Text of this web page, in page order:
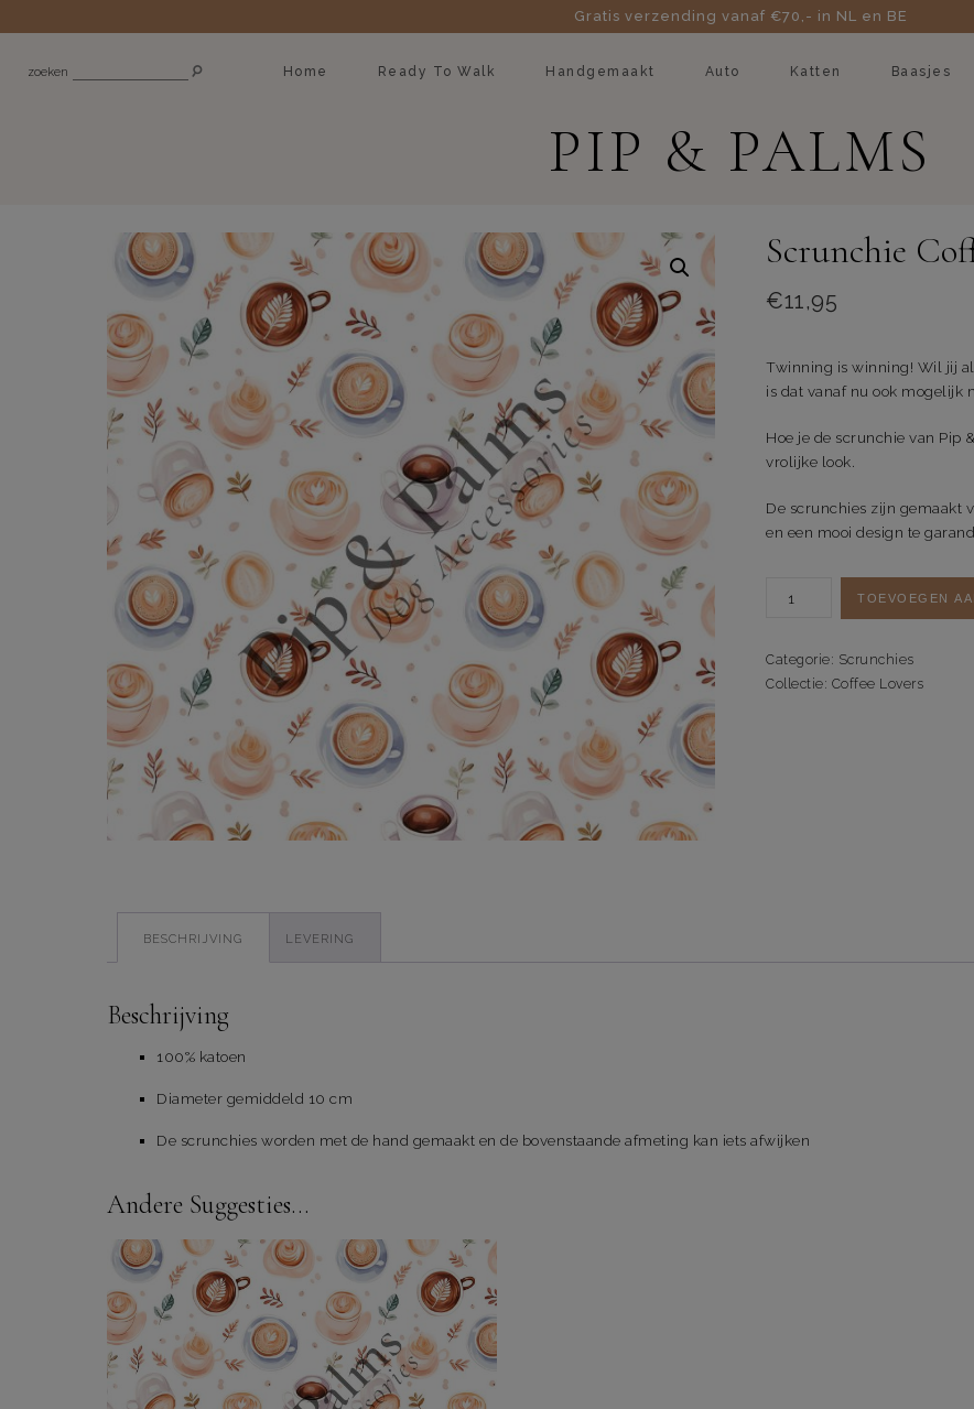
Gratis verzending vanaf €70,- in NL en BE
zoeken Home Ready To Walk Handgemaakt Auto Katten Baasjes
PIP & PALMS
Scrunchie
€11,95
Twinning is winning! Wil jij
is dat vanaf nu ook mogelijk
Hoe je de scrunchie van Pip
vrolijke look.
De scrunchies zijn gemaakt
en een mooi design te
aantal
TOEVOEGEN
Categorie: Scrunchies
Collectie: Coffee Lovers
BESCHRIJVING LEVERING
Beschrijving
100% katoen
Diameter gemiddeld 10 cm
De scrunchies worden met de hand gemaakt en de bovenstaande afmeting kan iets afwijken
Andere Suggesties…